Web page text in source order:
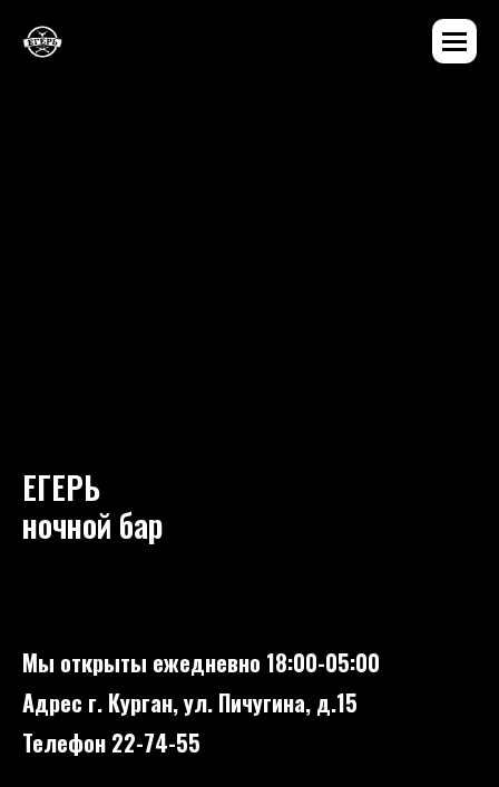
ЕГЕРЬ
ночной бар
Мы открыты ежедневно 18:00-05:00
Адрес г. Курган, ул. Пичугина, д.15
Телефон 22-74-55